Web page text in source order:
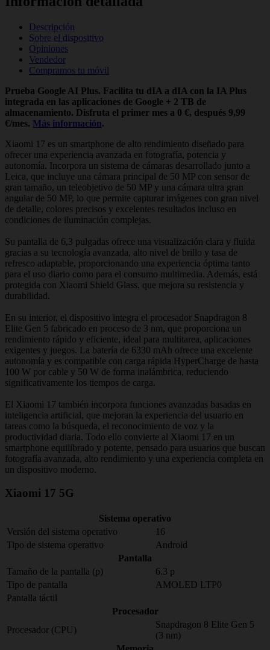
Descripción
Sobre el dispositivo
Opiniones
Vendedor
Compramos tu móvil
Prueba Google AI Plus. Facilita tu dIA a dIA con la IA Plus
integrada en las aplicaciones de Google + 2 TB de
almacenamiento. Disfruta el primer mes a 0 €, después 9,99
€/mes. Más información.
Xiaomi 17 es un smartphone de alto rendimiento diseñado para
ofrecer una experiencia avanzada en fotografía, potencia y
autonomía. Incorpora un sistema de cámaras desarrollado junto a
Leica, que incluye una cámara principal de 50 MP con sensor de
gran tamaño, un teleobjetivo de 50 MP y una cámara ultra gran
angular de 50 MP, lo que permite capturar imágenes con gran nivel
de detalle, colores precisos y excelentes resultados incluso en
condiciones de iluminación complejas.
Su pantalla de 6,3 pulgadas ofrece una visualización clara y fluida
gracias a su tecnología avanzada, alto nivel de brillo y tasa de
refresco adaptable, proporcionando una experiencia óptima tanto
para el uso diario como para el consumo multimedia. Además, está
protegida con Xiaomi Shield Glass, que mejora su resistencia y
durabilidad.
En su interior, el dispositivo integra el procesador Snapdragon 8
Elite Gen 5 fabricado en proceso de 3 nm, que proporciona un
rendimiento rápido y eficiente, ideal para multitarea, aplicaciones
exigentes y juegos. La batería de 6330 mAh ofrece una excelente
autonomía y es compatible con carga rápida HyperCharge de hasta
100 W por cable y 50 W de forma inalámbrica, reduciendo
significativamente los tiempos de carga.
El Xiaomi 17 también incorpora funciones avanzadas basadas en
inteligencia artificial, que mejoran la experiencia del usuario en
tareas como la búsqueda, el reconocimiento de voz y la
productividad diaria. Todo ello convierte al Xiaomi 17 en un
smartphone equilibrado y potente, pensado para usuarios que buscan
fotografía avanzada, alto rendimiento y una experiencia completa en
un dispositivo moderno.
Xiaomi 17 5G
Sistema operativo
Versión del sistema operativo
16
Tipo de sistema operativo
Android
Pantalla
Tamaño de la pantalla (p)
6.3 p
Tipo de pantalla
AMOLED LTP0
Pantalla táctil
Procesador
Procesador (CPU)
Snapdragon 8 Elite Gen 5
(3 nm)